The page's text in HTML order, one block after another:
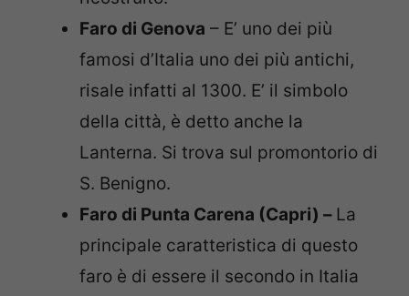
Faro di Genova – E’ uno dei più
famosi d’Italia uno dei più antichi,
risale infatti al 1300. E’ il simbolo
della città, è detto anche la
Lanterna. Si trova sul promontorio di
S. Benigno.
Faro di Punta Carena (Capri) – La
principale caratteristica di questo
faro è di essere il secondo in Italia